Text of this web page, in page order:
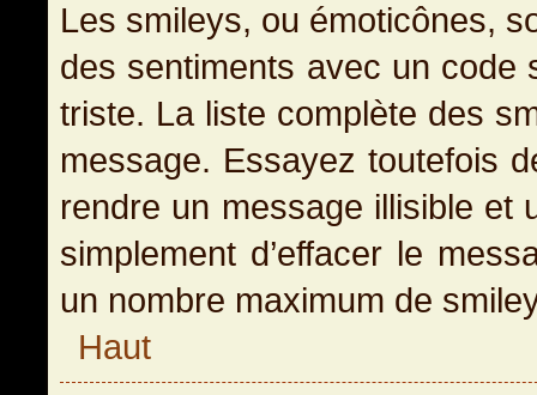
Les smileys, ou émoticônes,
des sentiments avec un code
triste. La liste complète des
message. Essayez toutefois
rendre un message illisible et
simplement d’effacer le
un nombre maximum de
Haut